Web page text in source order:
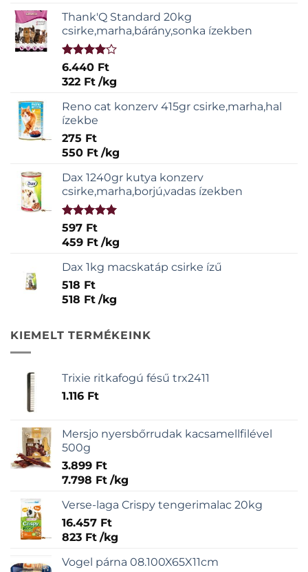
Thank'Q Standard 20kg
csirke,marha,bárány,sonka ízekben
Értékelés:
4.00 / 5
6.440 Ft
322 Ft /kg
Reno cat konzerv 415gr csirke,marha,hal
ízekbe
275 Ft
550 Ft /kg
Dax 1240gr kutya konzerv
csirke,marha,borjú,vadas ízekben
Értékelés:
5.00/ 5
597 Ft
459 Ft /kg
Dax 1kg macskatáp csirke ízű
518 Ft
518 Ft /kg
KIEMELT TERMÉKEINK
Trixie ritkafogú fésű trx2411
1.116 Ft
Mersjo nyersbőrrudak kacsamellfilével
500g
3.899 Ft
7.798 Ft /kg
Verse-laga Crispy tengerimalac 20kg
16.457 Ft
823 Ft /kg
Vogel párna 08.100X65X11cm